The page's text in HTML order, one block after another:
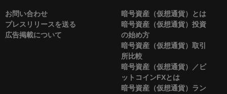
お問い合わせ
プレスリリースを送る
広告掲載について
暗号資産（仮想通貨）とは
暗号資産（仮想通貨）投資
の始め方
暗号資産（仮想通貨）取引
所比較
暗号資産（仮想通貨）／ビ
ットコインFXとは
暗号資産（仮想通貨）ラン